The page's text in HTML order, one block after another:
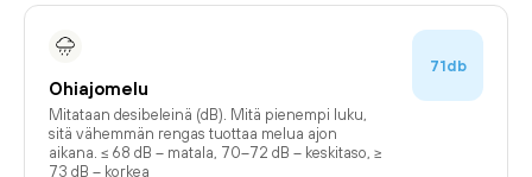
Ohiajomelu
Mitataan desibeleinä (dB). Mitä pienempi luku,
sitä vähemmän rengas tuottaa melua ajon
aikana. ≤ 68 dB – matala, 70–72 dB – keskitaso, ≥
73 dB – korkea
71db